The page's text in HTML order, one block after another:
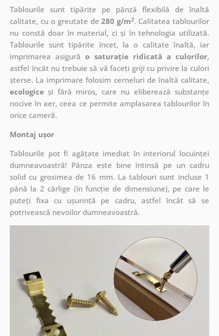
Tablourile sunt tipărite pe pânză flexibilă de înaltă
calitate, cu o greutate de280 g/m2. Calitatea tablourilor
nu constă doar în material, ci și în tehnologia utilizată.
Tablourile sunt tipărite încet, la o calitate înaltă, iar
imprimarea asigurăo saturație ridicată a culorilor,
astfel încât nu trebuie să vă faceți griji cu privire la culori
șterse. La imprimare folosim cerneluri de înaltă calitate,
ecologiceși fără miros, care nu eliberează substanțe
nocive în aer, ceea ce permite amplasarea tablourilor în
orice cameră.
Montaj ușor
Tablourile pot fi agățate imediat în interiorul locuinței
dumneavoastră! Pânza este bine întinsă pe un cadru
solid cu grosimea de 16 mm. La tablouri sunt incluse 1
până la 2 cârlige (în funcție de dimensiune), pe care le
puteți fixa cu ușurință pe cadru, astfel încât să se
potrivească nevoilor dumneavoastră.